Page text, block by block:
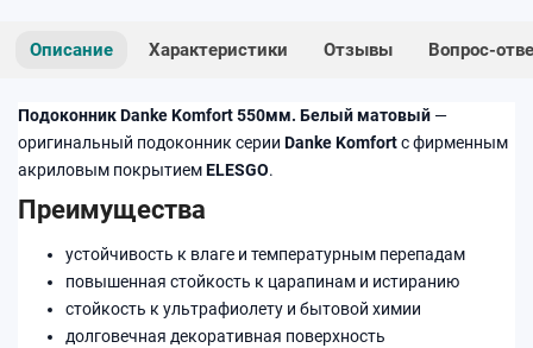
Описание Характеристики Отзывы Вопрос-
Подоконник Danke Komfort 550мм. Белый матовый —
оригинальный подоконник серии Danke Komfortс фирменным
акриловым покрытиемELESGO.
Преимущества
устойчивость к влаге и температурным перепадам
повышенная стойкость к царапинам и истиранию
стойкость к ультрафиолету и бытовой химии
долговечная декоративная поверхность